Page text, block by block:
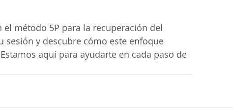
método 5P para la recuperación del
sesión y descubre cómo este enfoque
aquí para ayudarte en cada paso de